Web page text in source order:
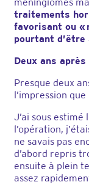
traitements
favorisant ou «
pourtant
Deux ans après
Presque deux
l’impression
J’ai sous estimé
l’opération,
ne savais pas
d’abord repris
ensuite à plein
assez